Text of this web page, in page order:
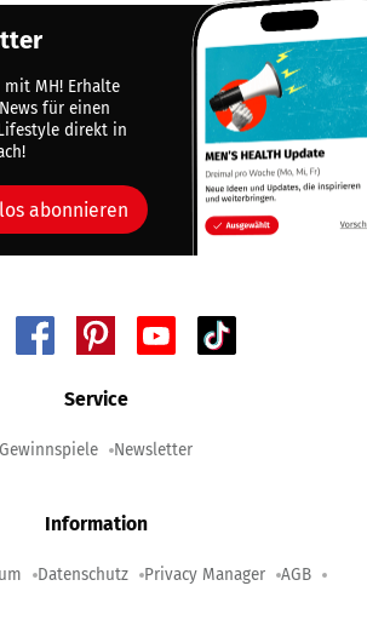
MH! Erhalte
für einen
direkt in
abonnieren
Service
Gewinnspiele Newsletter
Information
Datenschutz Privacy Manager AGB